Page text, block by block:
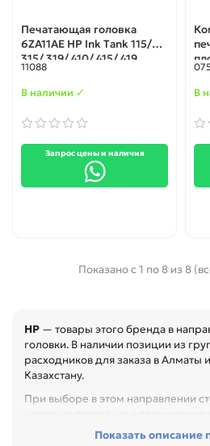
Печатающая головка
6ZA11AE HP Ink Tank 115/
315/ 319/ 410/ 415/ 419
11088
В наличии ✓
Запрос цены и наличия
В
Показано с 1 по 8 из 8
HP — товары этого бренда в
головки. В наличии позиции из
расходников для заказа в Алматы
Казахстану.
При выборе в этом направлении
Перед покупкой проверьте тип
Показать описание